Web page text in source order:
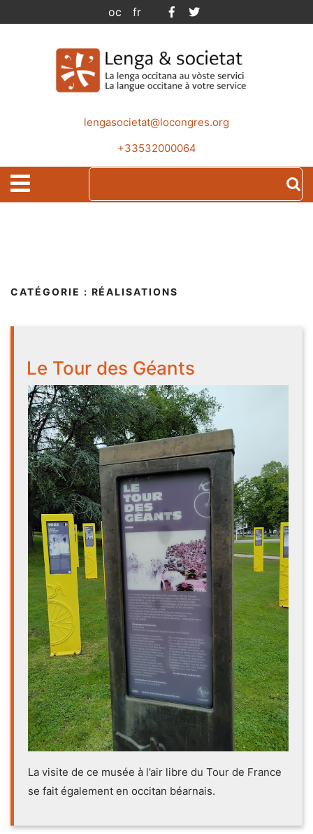
to
oc fr Facebook
lengasocietat@locongres.org
+33532000064
Open
Search
CATÉGORIE : RÉALISATIONS
Le Tour des Géants
La visite de ce musée à l’air libre du Tour de France
se fait également en occitan béarnais.